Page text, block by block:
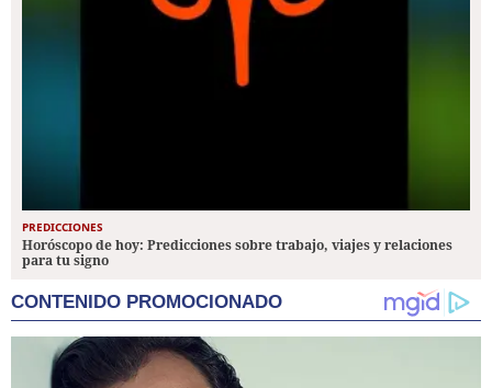
PREDICCIONES
Horóscopo de hoy: Predicciones sobre trabajo, viajes y relaciones
para tu signo
CONTENIDO PROMOCIONADO